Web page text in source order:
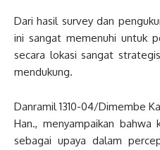
Dari hasil survey dan
ini sangat memenuhi untuk
secara lokasi sangat
mendukung.
Danramil 1310-04/Dimembe
Han., menyampaikan bahwa
sebagai upaya dalam